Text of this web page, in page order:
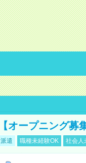
【オープニング
派遣 職種未経験OK 社会人